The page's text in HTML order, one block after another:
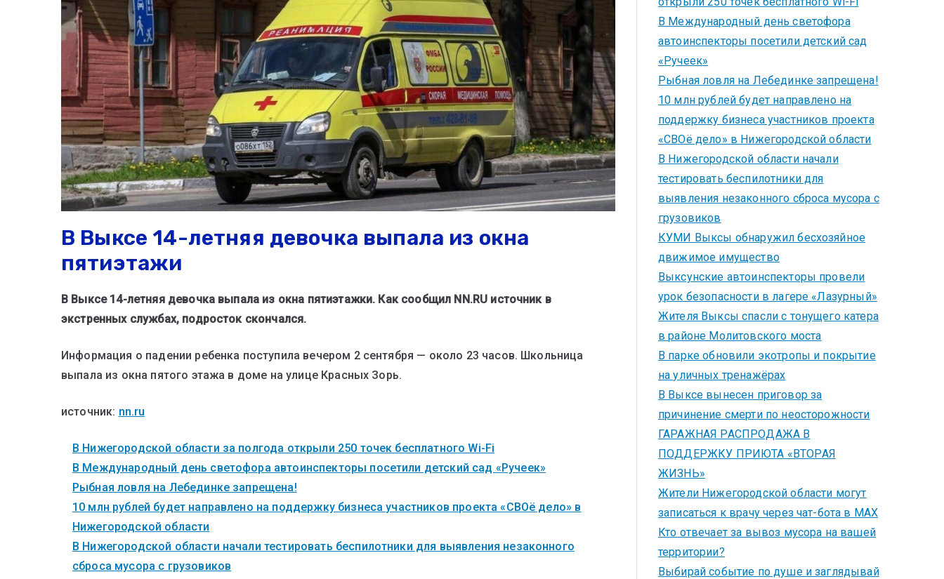
В Выксе 14-летняя девочка выпала из окна
пятиэтажи
В Выксе 14-летняя девочка выпала из окна пятиэтажки. Как сообщил NN.RU источник в
экстренных службах, подросток скончался.
Информация о падении ребенка поступила вечером 2 сентября — около 23 часов. Школьница
выпала из окна пятого этажа в доме на улице Красных Зорь.
источник: nn.ru
В Нижегородской области за полгода открыли 250 точек бесплатного Wi-Fi
В Международный день светофора автоинспекторы посетили детский сад «Ручеек»
Рыбная ловля на Лебединке запрещена!
10 млн рублей будет направлено на поддержку бизнеса участников проекта «СВОё дело» в
Нижегородской области
В Нижегородской области начали тестировать беспилотники для выявления незаконного
сброса мусора с грузовиков
В Международный день светофора
автоинспекторы посетили детский сад
«Ручеек»
Рыбная ловля на Лебединке запрещена!
10 млн рублей будет направлено на
поддержку бизнеса участников проекта
«СВОё дело» в Нижегородской области
В Нижегородской области начали
тестировать беспилотники для
выявления незаконного сброса мусора с
грузовиков
КУМИ Выксы обнаружил бесхозяйное
движимое имущество
Выксунские автоинспекторы провели
урок безопасности в лагере «Лазурный»
Жителя Выксы спасли с тонущего катера
в районе Молитовского моста
В парке обновили экотропы и покрытие
на уличных тренажёрах
В Выксе вынесен приговор за
причинение смерти по неосторожности
ГАРАЖНАЯ РАСПРОДАЖА В
ПОДДЕРЖКУ ПРИЮТА «ВТОРАЯ
ЖИЗНЬ»
Жители Нижегородской области могут
записаться к врачу через чат-бота в MAX
Кто отвечает за вывоз мусора на вашей
территории?
Выбирай событие по душе и заглядывай